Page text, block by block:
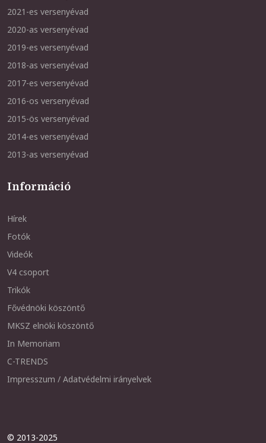
2021-es versenyévad
2020-as versenyévad
2019-es versenyévad
2018-as versenyévad
2017-es versenyévad
2016-os versenyévad
2015-ös versenyévad
2014-es versenyévad
2013-as versenyévad
Információ
Hírek
Fotók
Videók
V4 csoport
Trikók
Fővédnöki köszöntő
MKSZ elnöki köszöntő
In Memoriam
C-TRENDS
Impresszum / Adatvédelmi irányelvek
© 2013-2025